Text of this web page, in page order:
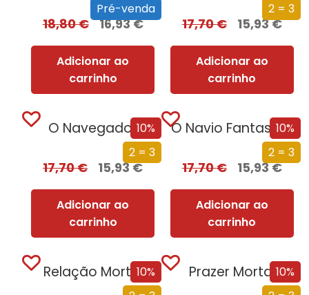
Pré-venda
18,80€ 16,93€
Adicionar ao
carrinho
2 = 3
17,70€ 15,93€
Adicionar ao
carrinho
10%
2 = 3
O Navegador
17,70€ 15,93€
Adicionar ao
carrinho
10%
2 = 3
O Navio Fantasma
17,70€ 15,93€
Adicionar ao
carrinho
10%
Relação Mortal
10%
Prazer Mortal